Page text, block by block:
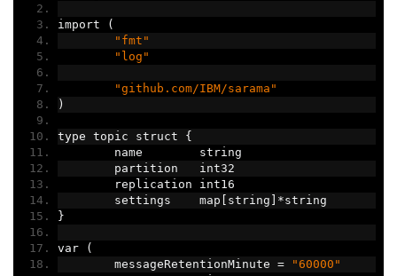
import
(
"fmt"
"log"
"github.com/IBM/sarama"
)
type topic struct {
	name        string
	partition   int32
	replication int16
	settings    map
[ string ]*string
}
var
(
	messageRetentionMinute
=
"60000"